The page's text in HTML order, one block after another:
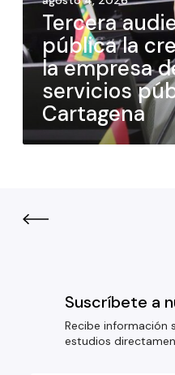
Tercera
pública la
la empresa
servicios
Cartagena
Suscríbete a
Recibe información
estudios